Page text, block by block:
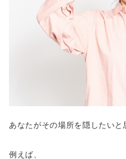
あなたがその場所を隠したいと
例えば、